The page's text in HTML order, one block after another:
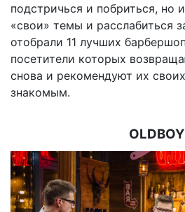
подстричься и побриться, но
«свои» темы и расслабиться
отобрали 11 лучших
посетители которых
снова и рекомендуют их
знакомым.
OLDBOY